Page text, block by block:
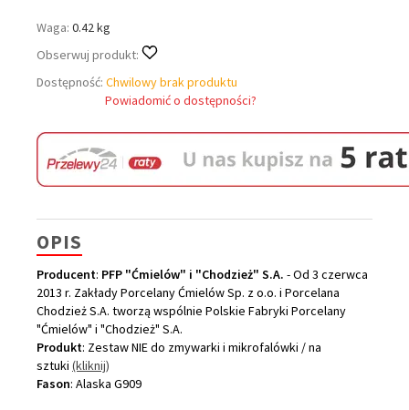
Waga: 0.42 kg
Obserwuj produkt:
Dostępność: Chwilowy brak produktu
Powiadomić o dostępności?
OPIS
Producent: PFP "Ćmielów" i "Chodzież" S.A. - Od 3 czerwca
2013 r. Zakłady Porcelany Ćmielów Sp. z o.o. i Porcelana
Chodzież S.A. tworzą wspólnie Polskie Fabryki Porcelany
"Ćmielów" i "Chodzież" S.A.
Produkt: Zestaw NIE do zmywarki i mikrofalówki / na
sztuki (kliknij)
Fason: Alaska G909